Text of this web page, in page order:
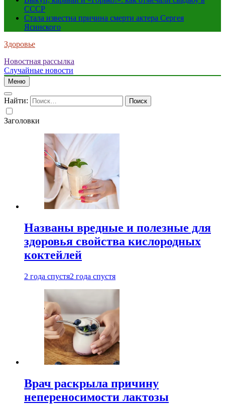
СССР
Стала известна причина смерти актера Сергея
Ясинского
Здоровье
Новостная рассылка
Случайные новости
Меню
Найти:
Заголовки
Названы вредные и полезные для
здоровья свойства кислородных
коктейлей
2 года спустя2 года спустя
Врач раскрыла причину
непереносимости лактозы